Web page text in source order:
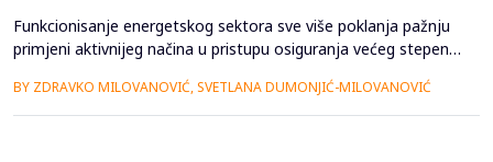
Funkcionisanje energetskog sektora sve više poklanja pažnju
primjeni aktivnijeg načina u pristupu osiguranja većeg stepena
vrše analize rizika, s ciljem definisanja uzročnika za njihov
nastanak i njegovog smanjenja. Aktivnosti se sprovode kako u
BY ZDRAVKO MILOVANOVIĆ, SVETLANA DUMONJIĆ-MILOVANOVIĆ